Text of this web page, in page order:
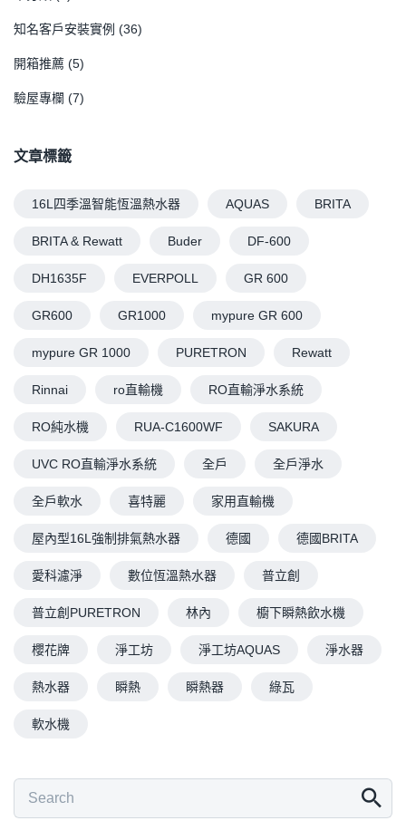
知名客戶安裝實例 (36)
開箱推薦 (5)
驗屋專欄 (7)
文章標籤
16L四季溫智能恆溫熱水器 AQUAS BRITA
BRITA & Rewatt Buder DF-600
DH1635F EVERPOLL GR 600
GR600 GR1000 mypure GR 600
mypure GR 1000 PURETRON Rewatt
Rinnai ro直輸機 RO直輸淨水系統
RO純水機 RUA-C1600WF SAKURA
UVC RO直輸淨水系統 全戶 全戶淨水
全戶軟水 喜特麗 家用直輸機
屋內型16L強制排氣熱水器 德國 德國BRITA
愛科濾淨 數位恆溫熱水器 普立創
普立創PURETRON 林內 櫥下瞬熱飲水機
櫻花牌 淨工坊 淨工坊AQUAS 淨水器
熱水器 瞬熱 瞬熱器 綠瓦
軟水機